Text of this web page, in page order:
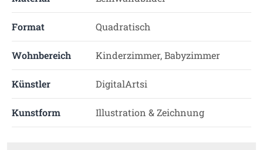
Format Quadratisch
Wohnbereich Kinderzimmer, Babyzimmer
Künstler DigitalArtsi
Kunstform Illustration & Zeichnung